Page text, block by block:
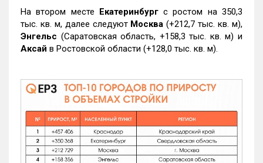
На втором месте Екатеринбургс ростом на 350,3
тыс. кв. м, далее следуют Москва (+212,7 тыс. кв. м),
Энгельс (Саратовская область, +158,3 тыс. кв. м) и
Аксай в Ростовской области (+128,0 тыс. кв. м).